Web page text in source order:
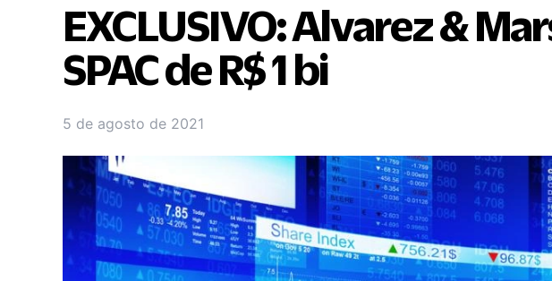
EXCLUSIVO: Alvarez &
SPAC de R$ 1 bi
5 de agosto de 2021